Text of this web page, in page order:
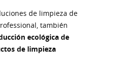
de limpieza de
también
ecológica de
de limpieza